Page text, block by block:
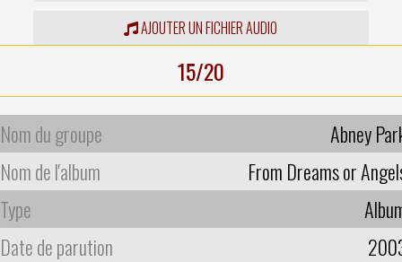
AJOUTER UN FICHIER AUDIO
15/20
Nom du groupe
Abney
Nom de l'album
From Dreams or
Type
Date de parution